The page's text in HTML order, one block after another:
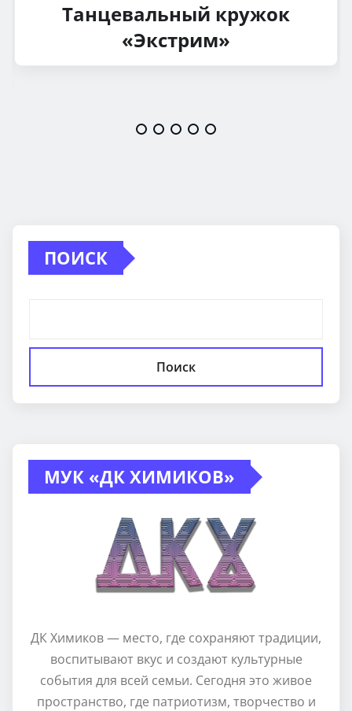
Танцевальный кружок
«Экстрим»
ПОИСК
Поиск
МУК «ДК ХИМИКОВ»
ДК Химиков — место, где сохраняют традиции,
воспитывают вкус и создают культурные
события для всей семьи. Сегодня это живое
пространство, где патриотизм, творчество и